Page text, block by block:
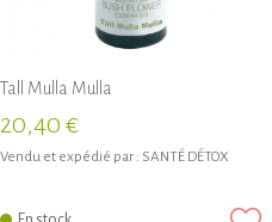
Tall Mulla Mulla
20,40 €
Vendu et expédié par : SANTÉ DÉTOX